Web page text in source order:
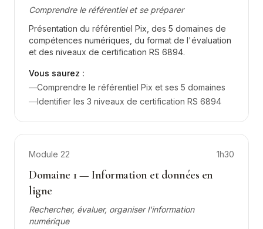
Comprendre le référentiel et se préparer
Présentation du référentiel Pix, des 5 domaines de
compétences numériques, du format de l'évaluation
et des niveaux de certification RS 6894.
Vous saurez :
—Comprendre le référentiel Pix et ses 5 domaines
—Identifier les 3 niveaux de certification RS 6894
Module 22 1h30
Domaine 1 — Information et données en
ligne
Rechercher, évaluer, organiser l'information
numérique